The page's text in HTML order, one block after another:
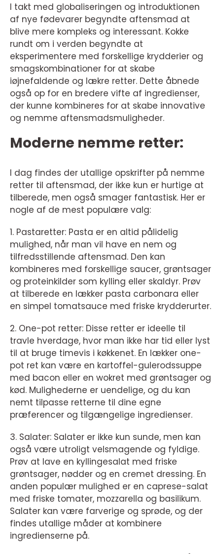
I takt med globaliseringen og introduktionen
af nye fødevarer begyndte aftensmad at
blive mere kompleks og interessant. Kokke
rundt om i verden begyndte at
eksperimentere med forskellige krydderier og
smagskombinationer for at skabe
iøjnefaldende og lækre retter. Dette åbnede
også op for en bredere vifte af ingredienser,
der kunne kombineres for at skabe innovative
og nemme aftensmadsmuligheder.
Moderne nemme retter:
I dag findes der utallige opskrifter på nemme
retter til aftensmad, der ikke kun er hurtige at
tilberede, men også smager fantastisk. Her er
nogle af de mest populære valg:
1. Pastaretter: Pasta er en altid pålidelig
mulighed, når man vil have en nem og
tilfredsstillende aftensmad. Den kan
kombineres med forskellige saucer, grøntsager
og proteinkilder som kylling eller skaldyr. Prøv
at tilberede en lækker pasta carbonara eller
en simpel tomatsauce med friske krydderurter.
2. One-pot retter: Disse retter er ideelle til
travle hverdage, hvor man ikke har tid eller lyst
til at bruge timevis i køkkenet. En lækker one-
pot ret kan være en kartoffel-gulerodssuppe
med bacon eller en wokret med grøntsager og
kød. Mulighederne er uendelige, og du kan
nemt tilpasse retterne til dine egne
præferencer og tilgængelige ingredienser.
3. Salater: Salater er ikke kun sunde, men kan
også være utroligt velsmagende og fyldige.
Prøv at lave en kyllingesalat med friske
grøntsager, nødder og en cremet dressing. En
anden populær mulighed er en caprese-salat
med friske tomater, mozzarella og basilikum.
Salater kan være farverige og sprøde, og der
findes utallige måder at kombinere
ingredienserne på.